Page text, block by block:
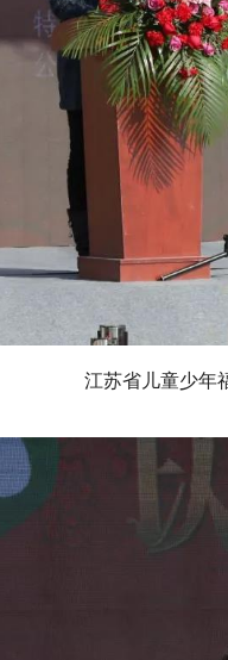
江苏省儿童少年